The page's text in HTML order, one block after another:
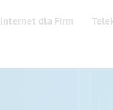
Internet dla Firm